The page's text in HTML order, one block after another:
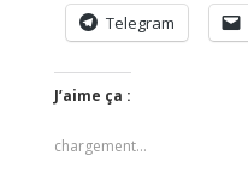
Telegram
J’aime ça :
chargement…